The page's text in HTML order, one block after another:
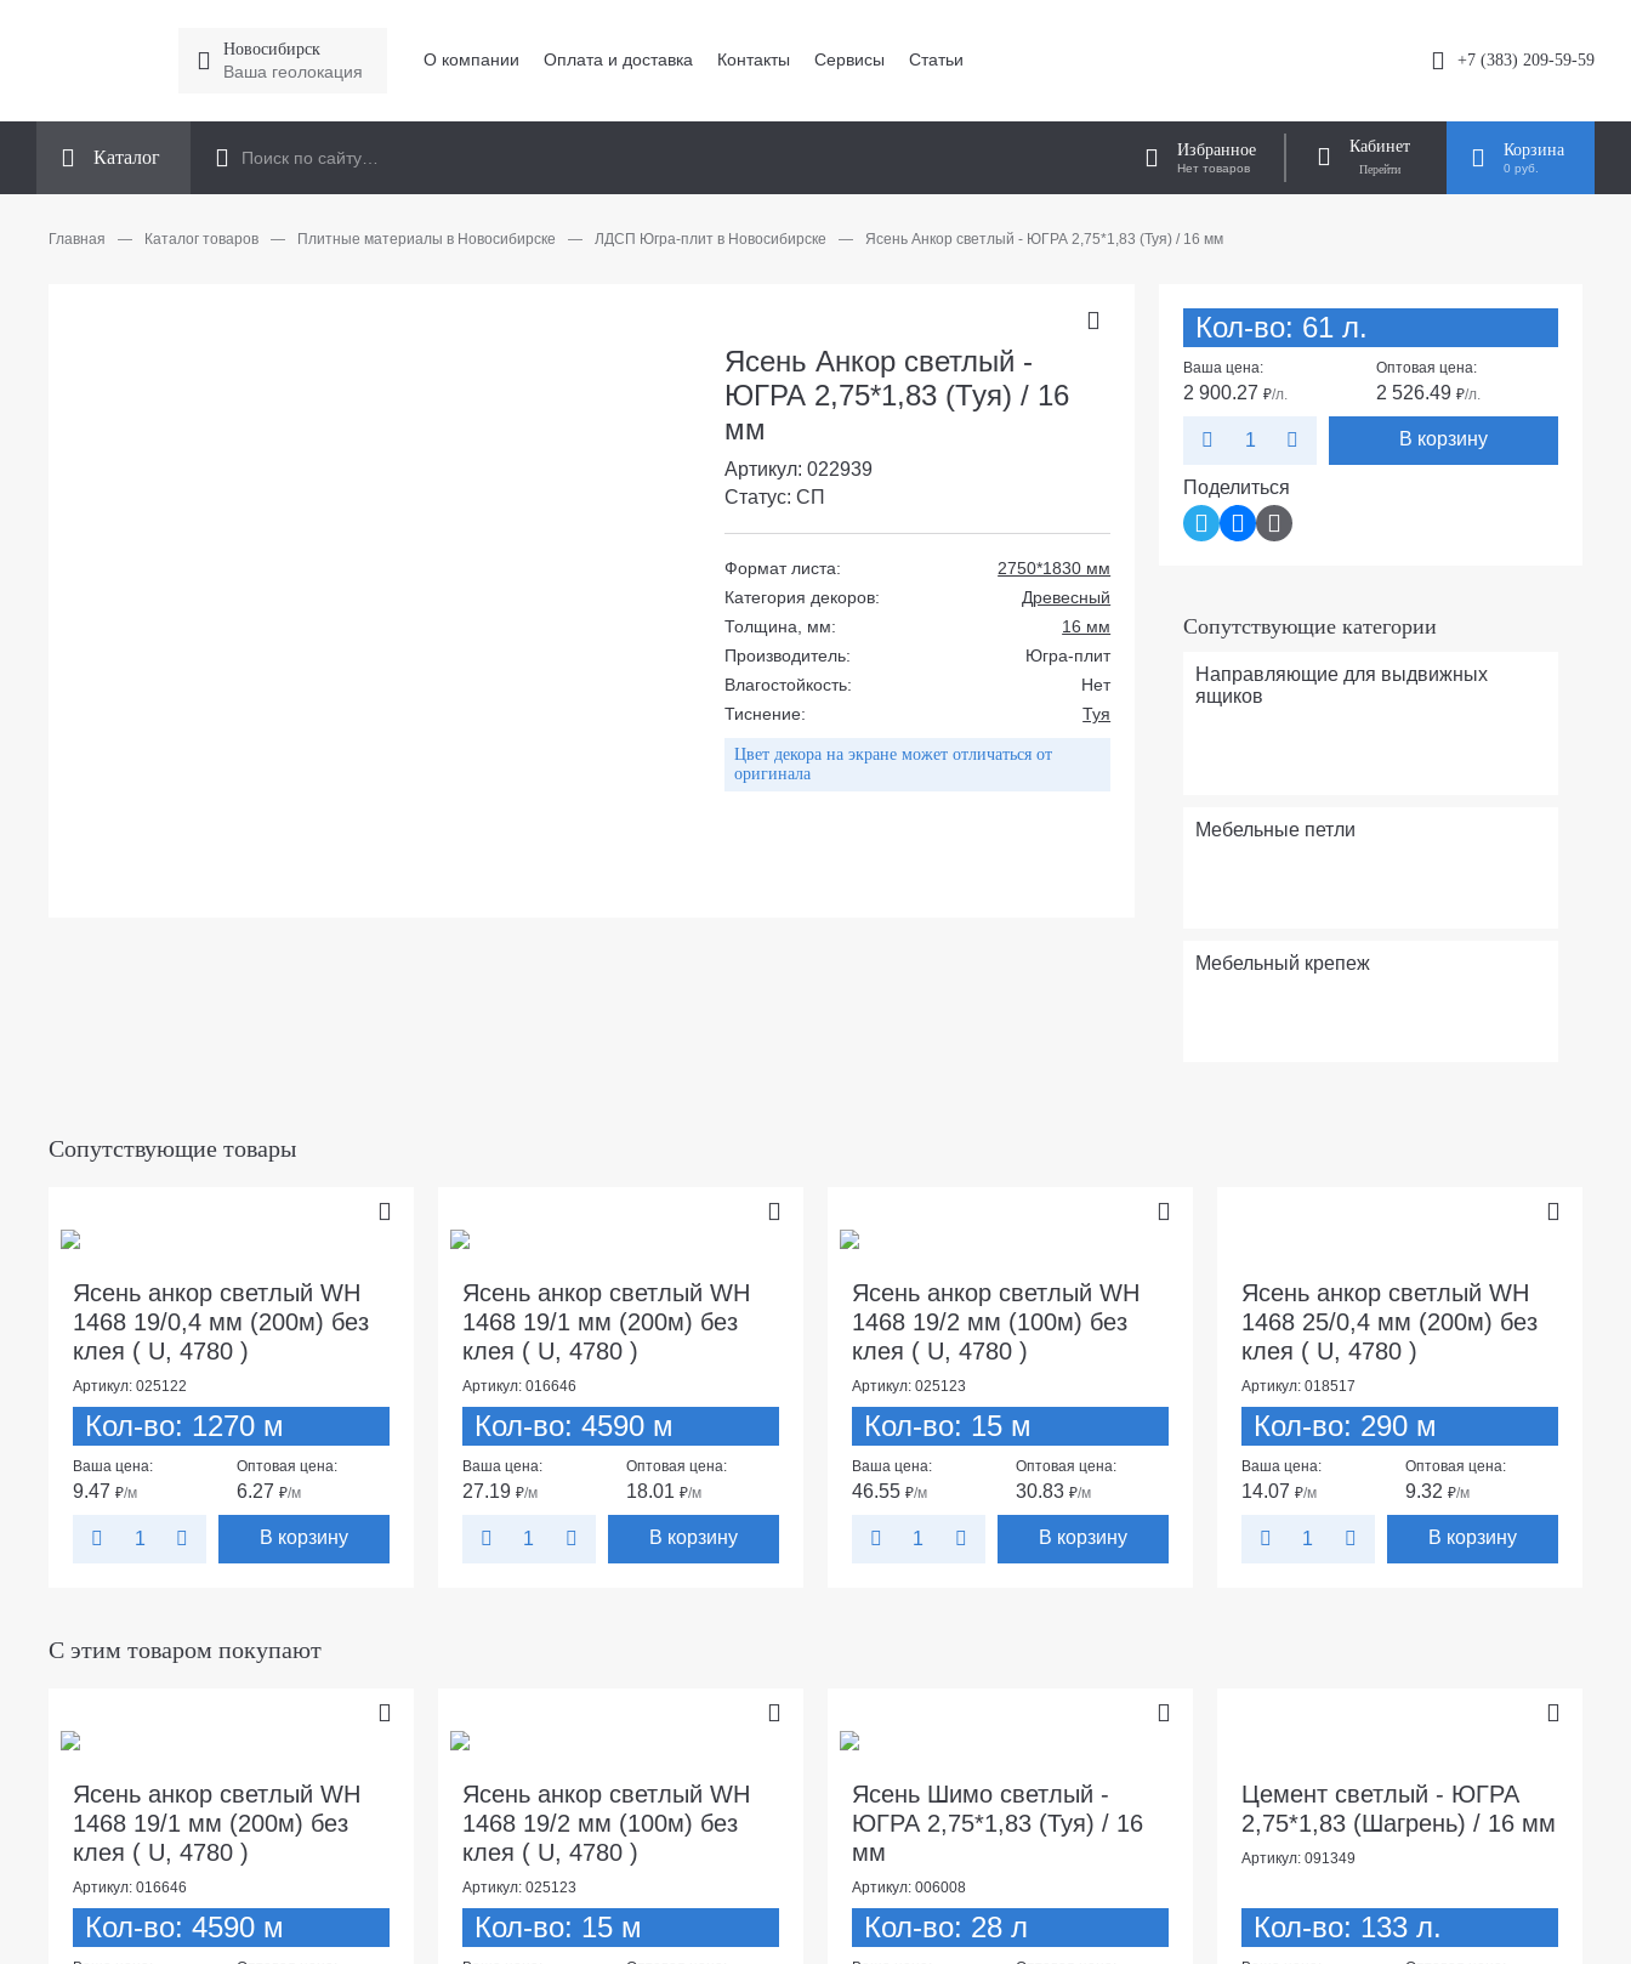
Новосибирск
Ваша геолокация
О компании Оплата и доставка Контакты Сервисы Статьи +7 (383) 209-59-59
Каталог Избранное
Нет товаров
Кабинет Корзина
0 руб.
Главная — Каталог товаров — Плитные материалы в Новосибирске — ЛДСП Югра-плит в Новосибирске — Ясень Анкор светлый - ЮГРА 2,75*1,83 (Туя) / 16 мм
Кол-во: 61 л.
Ваша цена:
2 900.27₽/л.
Оптовая цена:
2 526.49₽/л.
В корзину
Поделиться
Сопутствующие категории
Направляющие для выдвижных
ящиков
Мебельные петли
Мебельный крепеж
Ясень Анкор светлый -
ЮГРА 2,75*1,83 (Туя) / 16
мм
Артикул: 022939
Статус: СП
Формат листа:
2750*1830 мм
Категория декоров:
Древесный
Толщина, мм:
16 мм
Производитель:
Югра-плит
Влагостойкость:
Нет
Тиснение:
Туя
Цвет декора на экране может отличаться от
оригинала
Сопутствующие товары
Ясень анкор светлый WH
1468 19/0,4 мм (200м) без
клея ( U, 4780 )
Артикул: 025122
Кол-во: 1270 м
Ваша цена:
9.47 ₽/м
Оптовая цена:
6.27₽/м
В корзину
Ясень анкор светлый WH
1468 19/1 мм (200м) без
клея ( U, 4780 )
Артикул: 016646
Кол-во: 4590 м
Ваша цена:
27.19 ₽/м
Оптовая цена:
18.01₽/м
В корзину
Ясень анкор светлый WH
1468 19/2 мм (100м) без
клея ( U, 4780 )
Артикул: 025123
Кол-во: 15 м
Ваша цена:
46.55 ₽/м
Оптовая цена:
30.83₽/м
В корзину
Ясень анкор светлый WH
1468 25/0,4 мм (200м) без
клея ( U, 4780 )
Артикул: 018517
Кол-во: 290 м
Ваша цена:
14.07 ₽/м
Оптовая цена:
9.32₽/м
В корзину
С этим товаром покупают
Ясень анкор светлый WH
1468 19/1 мм (200м) без
клея ( U, 4780 )
Артикул: 016646
Кол-во: 4590 м
Ясень анкор светлый WH
1468 19/2 мм (100м) без
клея ( U, 4780 )
Артикул: 025123
Кол-во: 15 м
Ясень Шимо светлый -
ЮГРА 2,75*1,83 (Туя) / 16
мм
Артикул: 006008
Кол-во: 28 л
Цемент светлый - ЮГРА
2,75*1,83 (Шагрень) / 16 мм
Артикул: 091349
Кол-во: 133 л.